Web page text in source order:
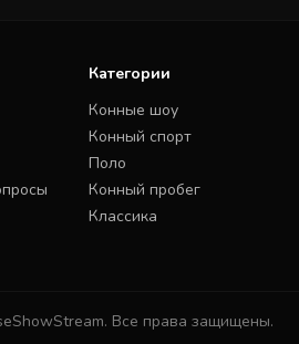
Категории
Конные шоу
Конный спорт
Поло
Конный пробег
Классика
Все права защищены.